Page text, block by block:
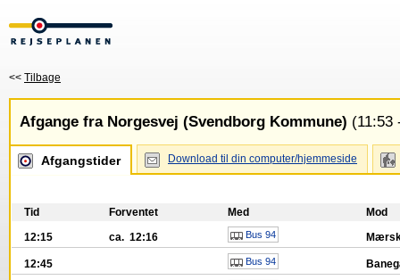
<< Tilbage
Afgange fra Norgesvej (Svendborg Kommune) (11:53
Afgangstider Download til din computer/hjemmeside
Tid Forventet Med
Mod
12:15
ca. 12:16 Bus 94
12:45 Bus 94